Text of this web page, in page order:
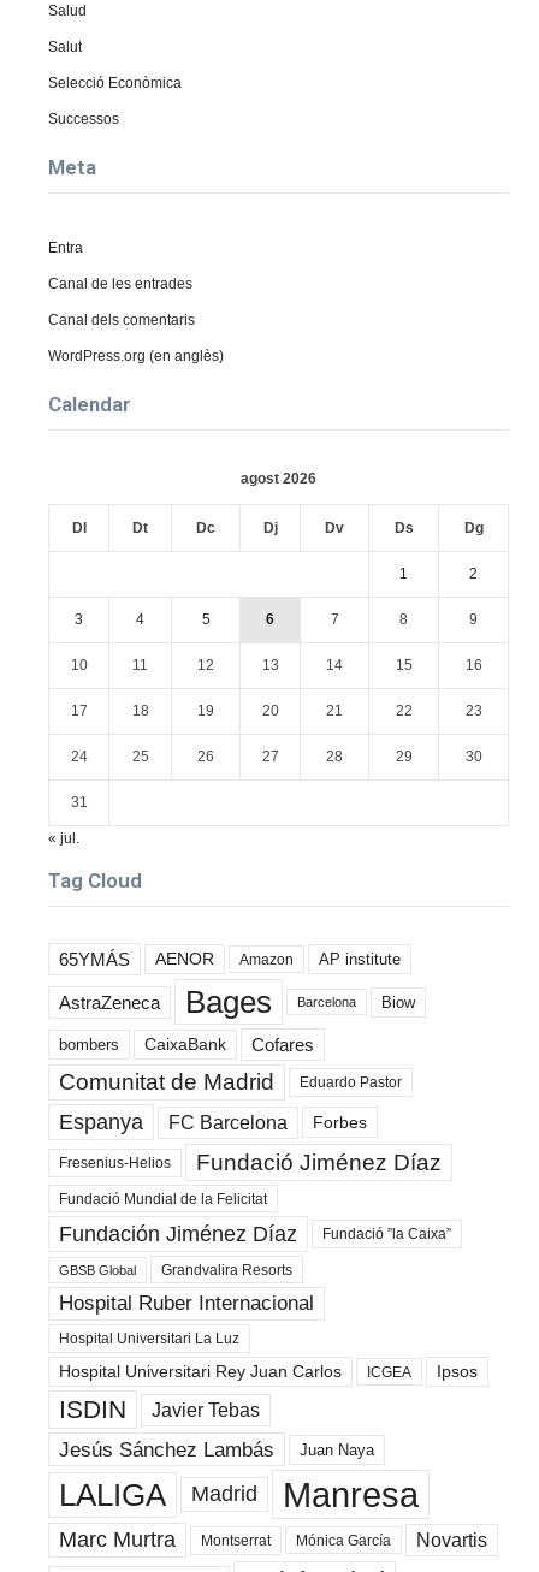
Salud
Salut
Selecció Econòmica
Successos
Meta
Entra
Canal de les entrades
Canal dels comentaris
WordPress.org (en anglès)
Calendar
agost 2026
Dl Dt Dc Dj Dv Ds Dg
1 2
3 4 5 6 7 8 9
10 11 12 13 14 15 16
17 18 19 20 21 22 23
24 25 26 27 28 29 30
31
« jul.
Tag Cloud
65YMÁS AENOR Amazon AP institute
AstraZeneca Bages Barcelona Biow
bombers CaixaBank Cofares
Comunitat de Madrid Eduardo Pastor
Espanya FC Barcelona Forbes
Fresenius-Helios Fundació Jiménez Díaz
Fundació Mundial de la Felicitat
Fundación Jiménez Díaz Fundació ”la Caixa”
GBSB Global Grandvalira Resorts
Hospital Ruber Internacional
Hospital Universitari La Luz
Hospital Universitari Rey Juan Carlos ICGEA Ipsos
ISDIN Javier Tebas
Jesús Sánchez Lambás Juan Naya
LALIGA Madrid Manresa
Marc Murtra Montserrat Mónica García Novartis